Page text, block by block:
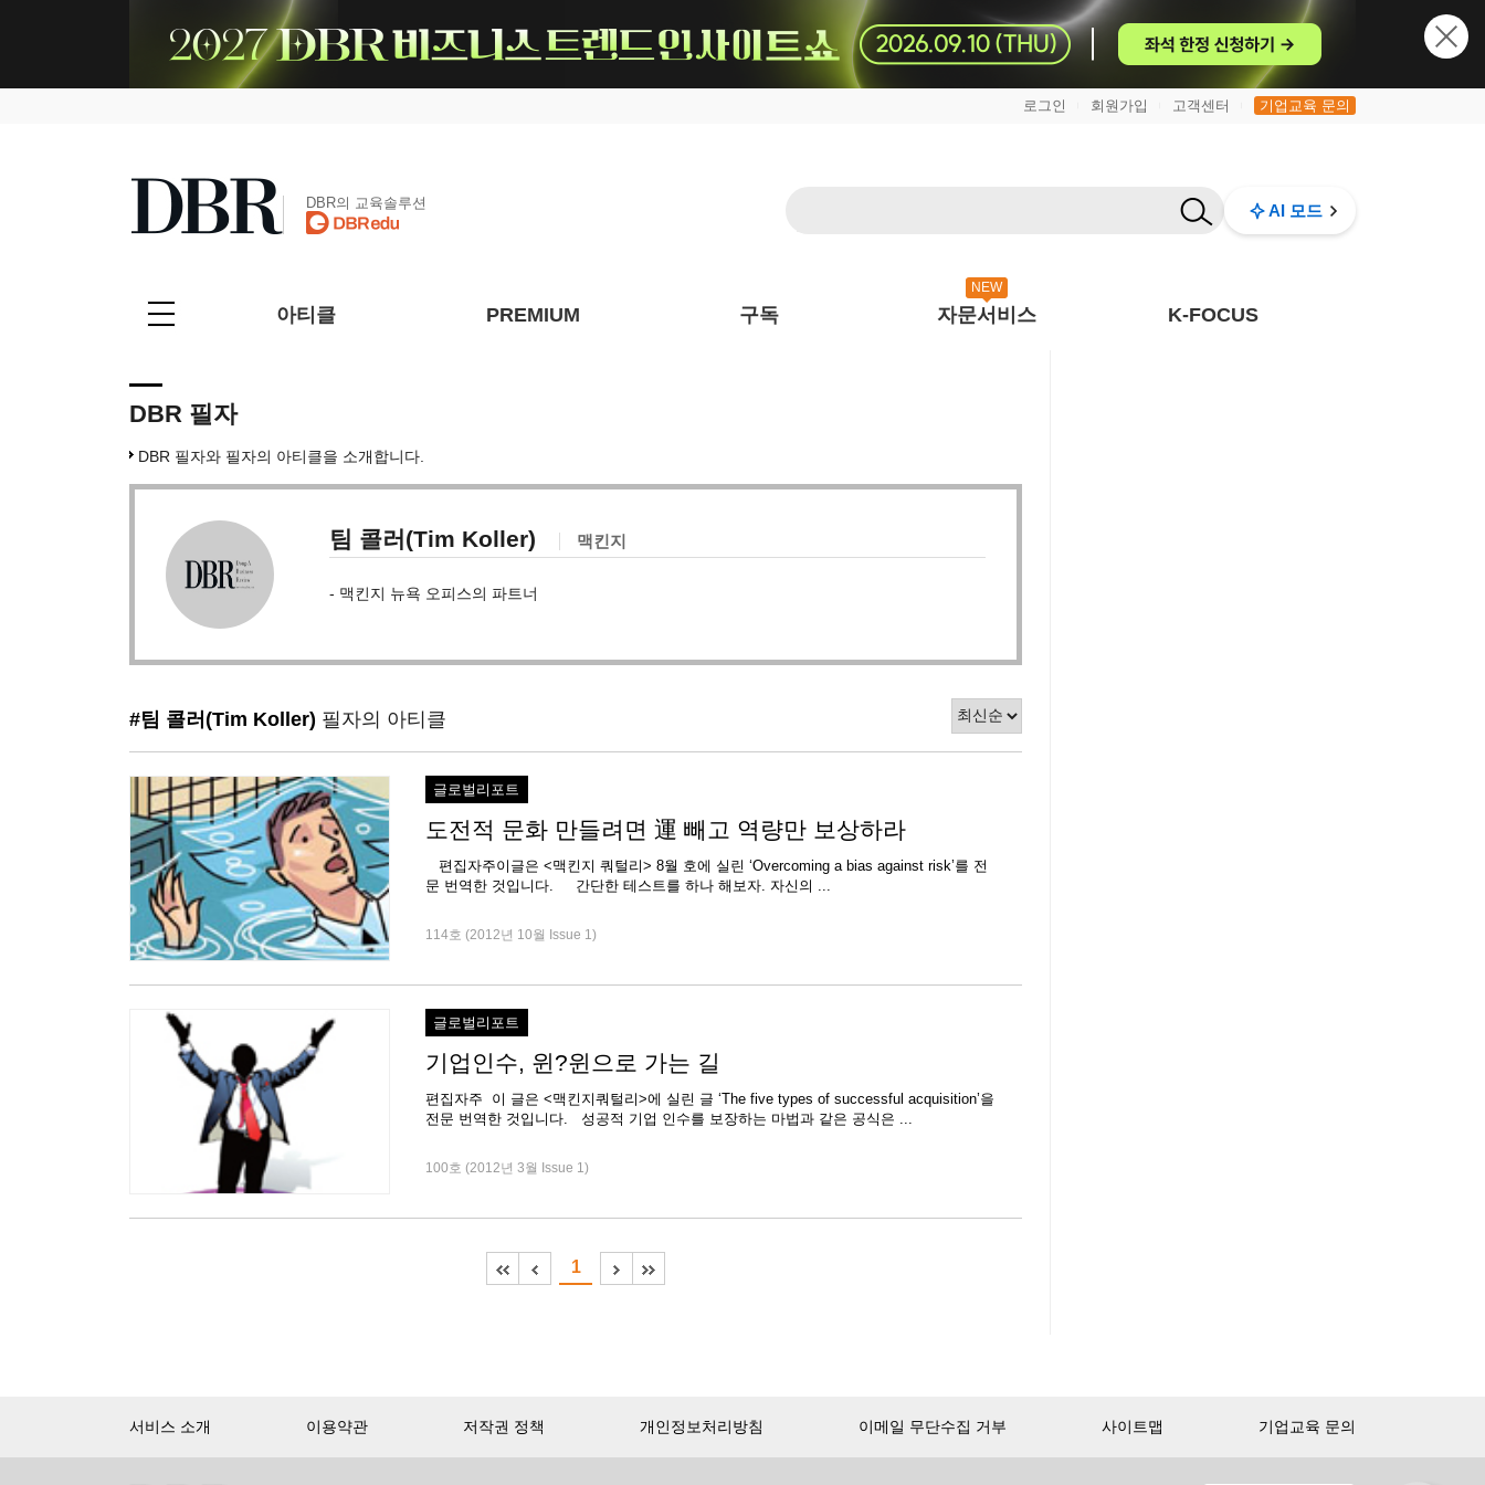
로그인 회원가입 고객센터 기업교육 문의
DBR의 교육솔루션 AI 모드
아티클 PREMIUM 구독
NEW
자문서비스 K-FOCUS
DBR 필자
DBR 필자와 필자의 아티클을 소개합니다.
팀 콜러(Tim Koller) 맥킨지
- 맥킨지 뉴욕 오피스의 파트너
#팀 콜러(Tim Koller) 필자의 아티클
글로벌리포트
도전적 문화 만들려면 運 빼고 역량만 보상하라
편집자주이글은 <맥킨지 쿼털리> 8월 호에 실린 ‘Overcoming a bias against risk’를 전
문 번역한 것입니다. 간단한 테스트를 하나 해보자. 자신의 ...
114호 (2012년 10월 Issue 1)
글로벌리포트
기업인수, 윈?윈으로 가는 길
편집자주 이 글은 <맥킨지쿼털리>에 실린 글 ‘The five types of successful acquisition’을
전문 번역한 것입니다. 성공적 기업 인수를 보장하는 마법과 같은 공식은 ...
100호 (2012년 3월 Issue 1)
1
서비스 소개 이용약관 저작권 정책 개인정보처리방침 이메일 무단수집 거부 사이트맵 기업교육 문의